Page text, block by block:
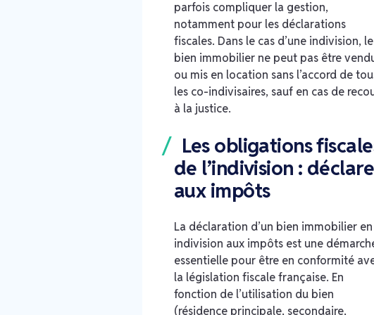
parfois compliquer la gestion,
notamment pour les déclarations
fiscales. Dans le cas d’une indivision, le
bien immobilier ne peut pas être
ou mis en location sans l’accord de
les co-indivisaires, sauf en cas de
à la justice.
Les obligations
de l’indivision :
aux impôts
La déclaration d’un bien immobilier en
indivision aux impôts est une
essentielle pour être en conformité
la législation fiscale française. En
fonction de l’utilisation du bien
(résidence principale, secondaire,